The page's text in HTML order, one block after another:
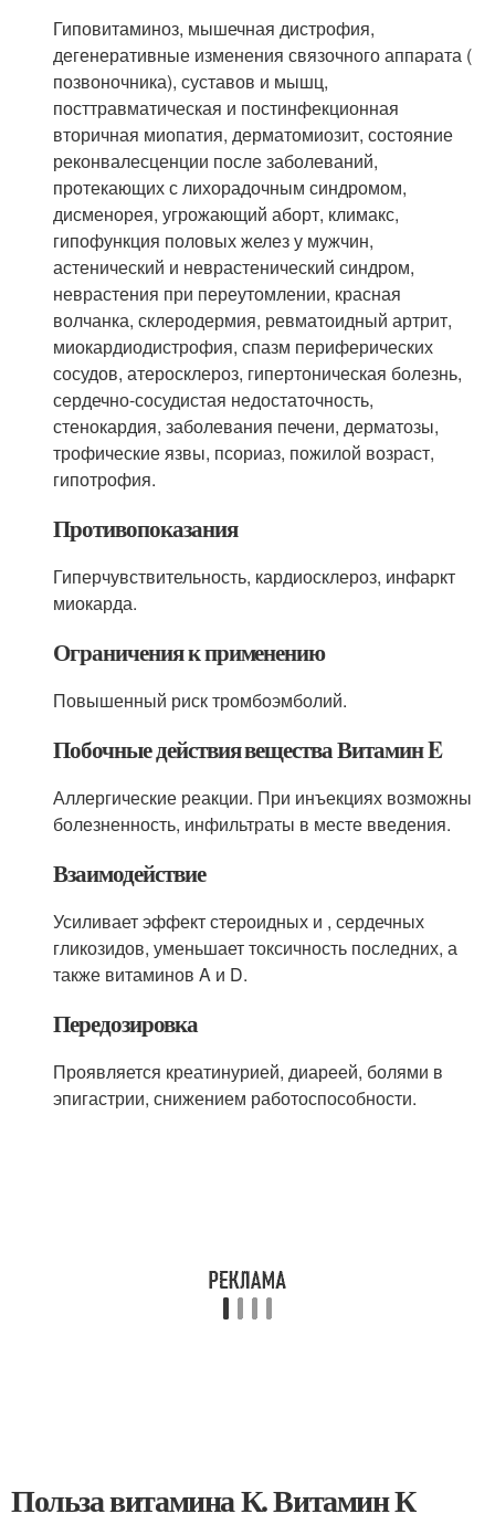
Гиповитаминоз, мышечная дистрофия,
дегенеративные изменения связочного аппарата (
позвоночника), суставов и мышц,
посттравматическая и постинфекционная
вторичная миопатия, дерматомиозит, состояние
реконвалесценции после заболеваний,
протекающих с лихорадочным синдромом,
дисменорея, угрожающий аборт, климакс,
гипофункция половых желез у мужчин,
астенический и неврастенический синдром,
неврастения при переутомлении, красная
волчанка, склеродермия, ревматоидный артрит,
миокардиодистрофия, спазм периферических
сосудов, атеросклероз, гипертоническая болезнь,
сердечно-сосудистая недостаточность,
стенокардия, заболевания печени, дерматозы,
трофические язвы, псориаз, пожилой возраст,
гипотрофия.
Противопоказания
Гиперчувствительность, кардиосклероз, инфаркт
миокарда.
Ограничения к применению
Повышенный риск тромбоэмболий.
Побочные действия вещества Витамин E
Аллергические реакции. При инъекциях возможны
болезненность, инфильтраты в месте введения.
Взаимодействие
Усиливает эффект стероидных и , сердечных
гликозидов, уменьшает токсичность последних, а
также витаминов A и D.
Передозировка
Проявляется креатинурией, диареей, болями в
эпигастрии, снижением работоспособности.
Польза витамина К. Витамин К